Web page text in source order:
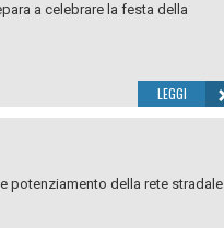
a celebrare la festa della
LEGGI
potenziamento della rete stradale